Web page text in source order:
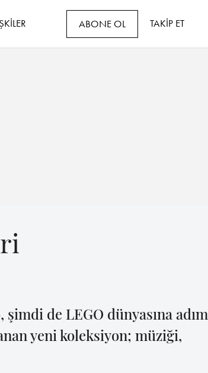
ABONE OL TAKİP ET
de LEGO dünyasına adım
yeni koleksiyon; müziği,